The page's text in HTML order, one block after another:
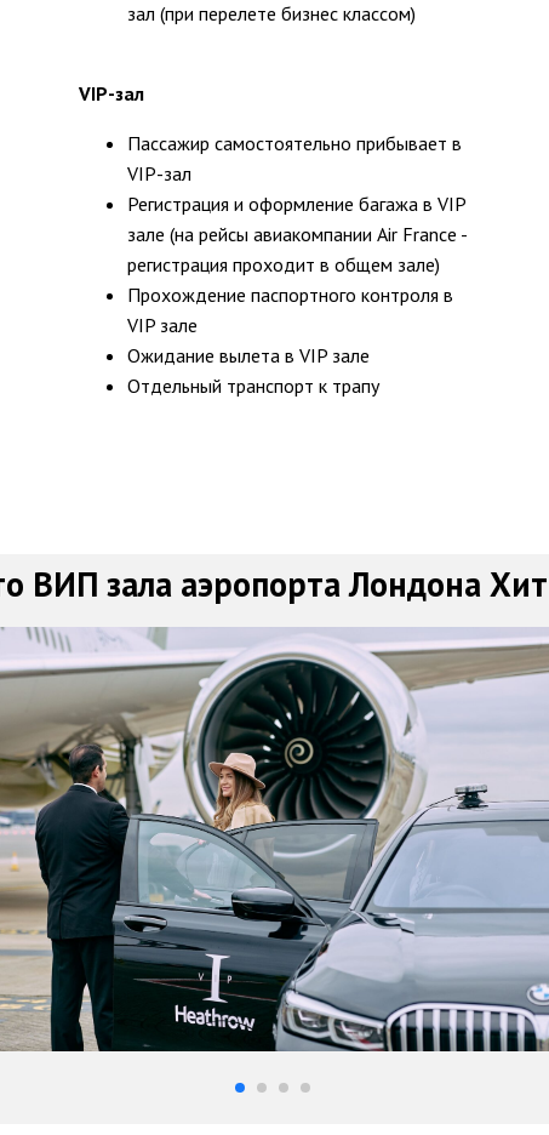
зал (при перелете бизнес классом)
VIP-зал
Пассажир самостоятельно прибывает в
VIP-зал
Регистрация и оформление багажа в VIP
зале (на рейсы авиакомпании Air France -
регистрация проходит в общем зале)
Прохождение паспортного контроля в
VIP зале
Ожидание вылета в VIP зале
Отдельный транспорт к трапу
ВИП зала аэропорта Лондона